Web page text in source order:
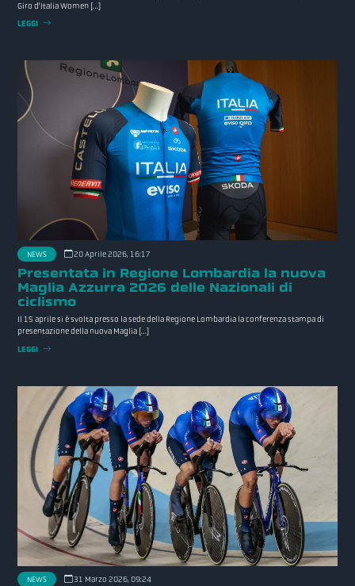
Giro d’Italia Women […]
LEGGI
NEWS 20 Aprile 2026, 16:17
Presentata in Regione Lombardia la nuova
Maglia Azzurra 2026 delle Nazionali di
ciclismo
Il 15 aprile si è svolta presso la sede della Regione Lombardia la conferenza stampa di
presentazione della nuova Maglia […]
LEGGI
NEWS 31 Marzo 2026, 09:24